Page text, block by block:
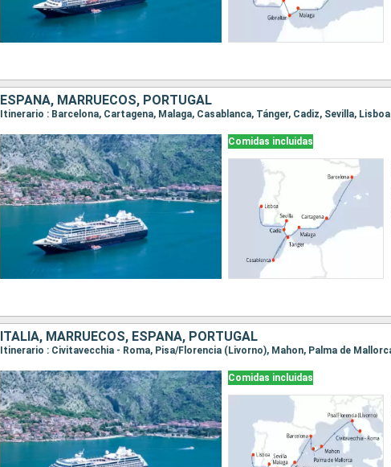
ESPAÑA, MARRUECOS, PORTUGAL
Itinerario : Barcelona, Cartagena, Malaga, Casablanca, Tánger, Cadiz, Sevilla, Lisboa
Comidas incluidas
ITALIA, MARRUECOS, ESPAÑA, PORTUGAL
Comidas incluidas